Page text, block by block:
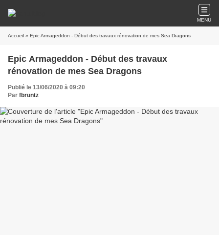
MENU
Accueil » Epic Armageddon - Début des travaux rénovation de mes Sea Dragons
Epic Armageddon - Début des travaux
rénovation de mes Sea Dragons
Publié le 13/06/2020 à 09:20
Par fbruntz